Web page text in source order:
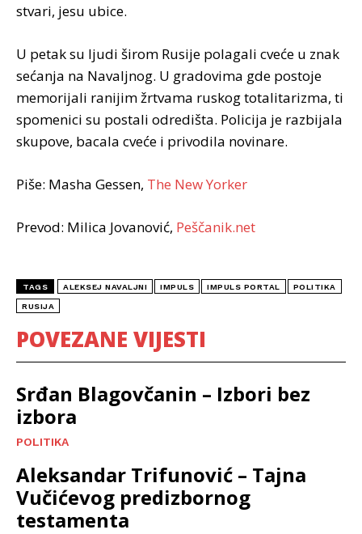
stvari, jesu ubice.
U petak su ljudi širom Rusije polagali cveće u znak
sećanja na Navaljnog. U gradovima gde postoje
memorijali ranijim žrtvama ruskog totalitarizma, ti
spomenici su postali odredišta. Policija je razbijala
skupove, bacala cveće i privodila novinare.
Piše: Masha Gessen, The New Yorker
Prevod: Milica Jovanović, Peščanik.net
TAGS ALEKSEJ NAVALJNI IMPULS IMPULS PORTAL POLITIKA
RUSIJA
POVEZANE VIJESTI
Srđan Blagovčanin – Izbori bez
izbora
POLITIKA
Aleksandar Trifunović – Tajna
Vučićevog predizbornog
testamenta